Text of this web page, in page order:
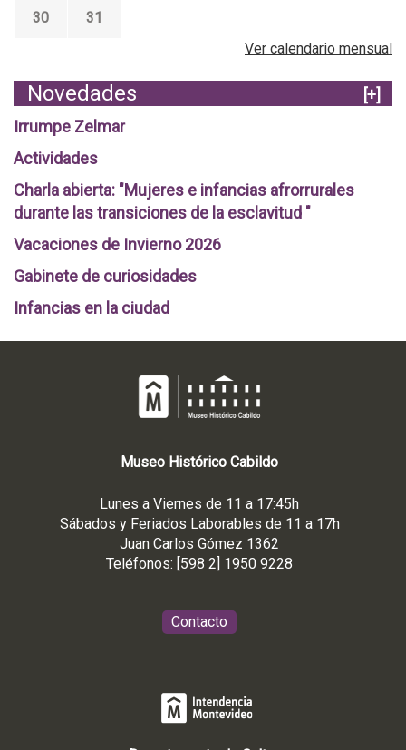
30
31
Ver calendario mensual
Novedades
[+]
Irrumpe Zelmar
Actividades
Charla abierta: "Mujeres e infancias afrorrurales
durante las transiciones de la esclavitud "
Vacaciones de Invierno 2026
Gabinete de curiosidades
Infancias en la ciudad
Museo Histórico Cabildo
Lunes a Viernes de 11 a 17:45h
Sábados y Feriados Laborables de 11 a 17h
Juan Carlos Gómez 1362
Teléfonos: [598 2] 1950 9228
Contacto